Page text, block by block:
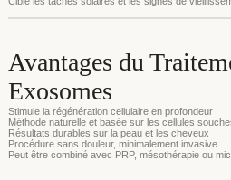
Avantages du
Exosomes
Stimule la régénération cellulaire en profondeur
Méthode naturelle et basée sur les cellules
Résultats durables sur la peau et les cheveux
Procédure sans douleur, minimalement invasive
Peut être combiné avec PRP, mésothérapie ou